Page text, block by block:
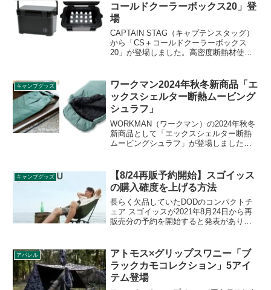
コールドクーラーボックス20」登
場
CAPTAIN STAG（キャプテンスタッグ）
から「CS＋コールドクーラーボックス
20」が登場しました。高密度断熱材使用
と肩パッド付ベルトが付属します。詳細
をレビューします。
キャンプグッズ
ワークマン2024年秋冬新商品「エ
ックスシェルター断熱ムービング
シュラフ」
WORKMAN（ワークマン）の2024年秋冬
新商品として「エックスシェルター断熱
ムービングシュラフ」が登場しました。
XShelter（エックスシェルター）を採用
した寝袋です。詳細をレビューします。
キャンプグッズ
【8/24再販予約開始】スゴイッス
の購入確度を上げる方法
長らく欠品していたDODのコンパクトチ
ェア スゴイッスが2021年8月24日から再
販売分の予約を開始すると発表がありま
になる可能性もあります。スゴイッスを
購入できる確度を上げる方法を検証しま
す。
アパレル
アトモス×グリップスワニー「ブ
ラックカモコレクション」5アイ
テム登場